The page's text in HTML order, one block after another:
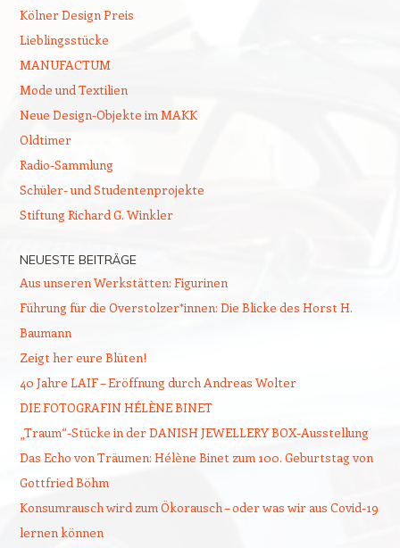
Kölner Design Preis
Lieblingsstücke
MANUFACTUM
Mode und Textilien
Neue Design-Objekte im MAKK
Oldtimer
Radio-Sammlung
Schüler- und Studentenprojekte
Stiftung Richard G. Winkler
NEUESTE BEITRÄGE
Aus unseren Werkstätten: Figurinen
Führung für die Overstolzer*innen: Die Blicke des Horst H.
Baumann
Zeigt her eure Blüten!
40 Jahre LAIF – Eröffnung durch Andreas Wolter
DIE FOTOGRAFIN HÉLÈNE BINET
„Traum“-Stücke in der DANISH JEWELLERY BOX-Ausstellung
Das Echo von Träumen: Hélène Binet zum 100. Geburtstag von
Gottfried Böhm
Konsumrausch wird zum Ökorausch – oder was wir aus Covid-19
lernen können